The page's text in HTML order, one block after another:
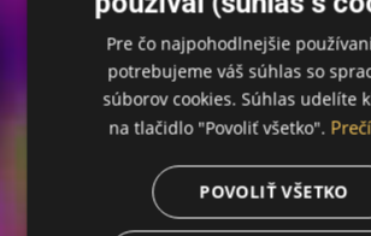
Pre čo najpohodlnejšie
potrebujeme váš súhlas so
súborov cookies. Súhlas udelíte
na tlačidlo "Povoliť všetko".
POVOLIŤ VŠETKO